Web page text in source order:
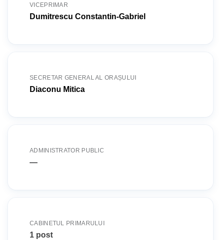
VICEPRIMAR
Dumitrescu Constantin-Gabriel
SECRETAR GENERAL AL ORAȘULUI
Diaconu Mitica
ADMINISTRATOR PUBLIC
—
CABINETUL PRIMARULUI
1 post